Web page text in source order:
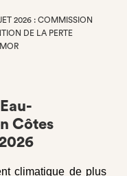
2026 : COMMISSION
DE LA PERTE
Côtes
climatique de plus